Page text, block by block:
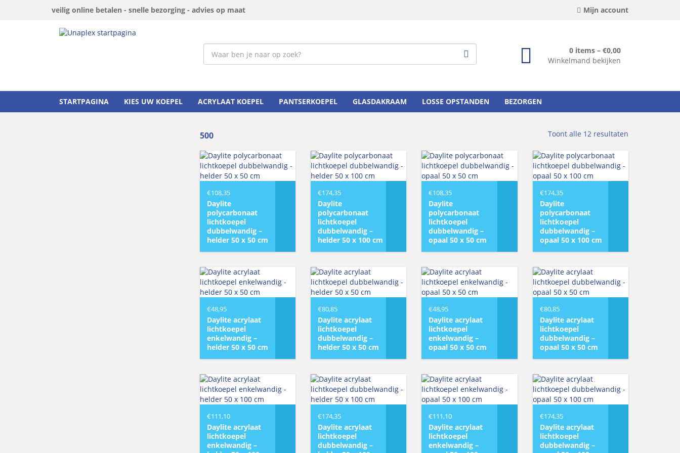
veilig online betalen - snelle bezorging - advies op maat Mijn account
0 items – €0,00
Winkelmand bekijken
STARTPAGINA KIES UW KOEPEL ACRYLAAT KOEPEL PANTSERKOEPEL GLASDAKRAAM LOSSE OPSTANDEN BEZORGEN
500 Toont alle 12 resultaten
€108,35
Daylite
polycarbonaat
lichtkoepel
dubbelwandig –
helder 50 x 50 cm
€174,35
Daylite
polycarbonaat
lichtkoepel
dubbelwandig –
helder 50 x 100 cm
€108,35
Daylite
polycarbonaat
lichtkoepel
dubbelwandig –
opaal 50 x 50 cm
€174,35
Daylite
polycarbonaat
lichtkoepel
dubbelwandig –
opaal 50 x 100 cm
€48,95
Daylite acrylaat
lichtkoepel
enkelwandig –
helder 50 x 50 cm
€80,85
Daylite acrylaat
lichtkoepel
dubbelwandig –
helder 50 x 50 cm
€48,95
Daylite acrylaat
lichtkoepel
enkelwandig –
opaal 50 x 50 cm
€80,85
Daylite acrylaat
lichtkoepel
dubbelwandig –
opaal 50 x 50 cm
€111,10
Daylite acrylaat
lichtkoepel
enkelwandig –
€174,35
Daylite acrylaat
lichtkoepel
dubbelwandig –
€111,10
Daylite acrylaat
lichtkoepel
enkelwandig –
€174,35
Daylite acrylaat
lichtkoepel
dubbelwandig –